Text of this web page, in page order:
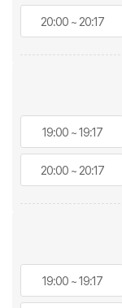
20:00 ~ 20:17
19:00 ~ 19:17
20:00 ~ 20:17
19:00 ~ 19:17